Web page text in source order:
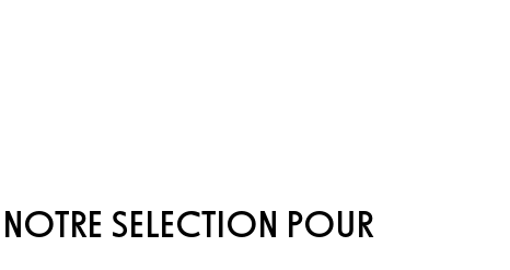
NOTRE SELECTION POUR